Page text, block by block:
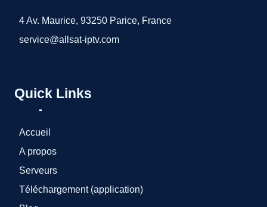
4 Av. Maurice, 93250 Parice, France
service@allsat-iptv.com
Quick Links
Accueil
A propos
Serveurs
Téléchargement (application)